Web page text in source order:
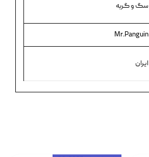
سگ و گربه
Mr.Panguin
ایران